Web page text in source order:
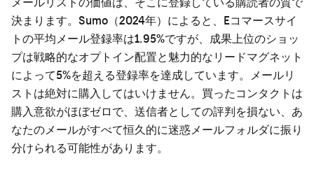
決まります。Sumo（2024年）によると、Eコマースサイ
トの平均メール登録率は1.95%ですが、成果上位のショッ
プは戦略的なオプトイン配置と魅力的なリードマグネット
によって5%を超える登録率を達成しています。メールリ
ストは絶対に購入してはいけません。買ったコンタクトは
購入意欲がほぼゼロで、送信者としての評判を損ない、あ
なたのメールがすべて恒久的に迷惑メールフォルダに振り
分けられる可能性があります。